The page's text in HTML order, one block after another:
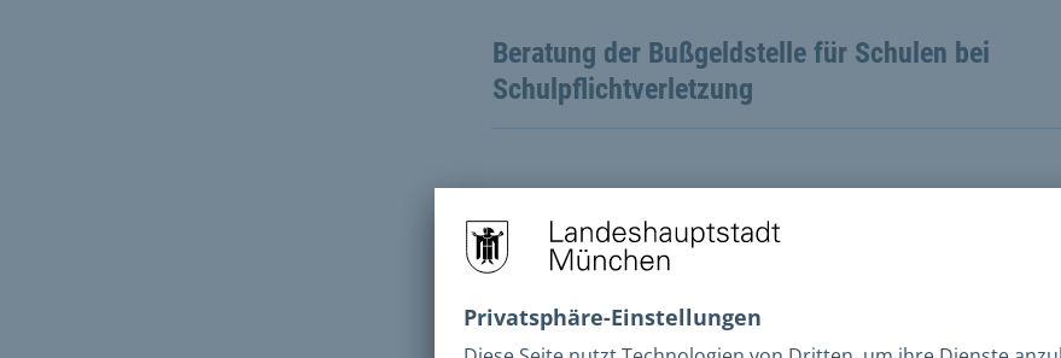
Beratung der Bußgeldstelle für Schulen bei
Schulpflichtverletzung
Weitere Dokumente
Weitere Dokumente und Handreichungen